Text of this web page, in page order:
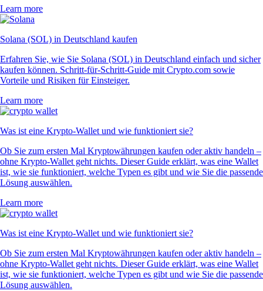
Learn more
Solana (SOL) in Deutschland kaufen
Erfahren Sie, wie Sie Solana (SOL) in Deutschland einfach und sicher
kaufen können. Schritt-für-Schritt-Guide mit Crypto.com sowie
Vorteile und Risiken für Einsteiger.
Learn more
Was ist eine Krypto-Wallet und wie funktioniert sie?
Ob Sie zum ersten Mal Kryptowährungen kaufen oder aktiv handeln –
ohne Krypto-Wallet geht nichts. Dieser Guide erklärt, was eine Wallet
ist, wie sie funktioniert, welche Typen es gibt und wie Sie die passende
Lösung auswählen.
Learn more
Was ist eine Krypto-Wallet und wie funktioniert sie?
Ob Sie zum ersten Mal Kryptowährungen kaufen oder aktiv handeln –
ohne Krypto-Wallet geht nichts. Dieser Guide erklärt, was eine Wallet
ist, wie sie funktioniert, welche Typen es gibt und wie Sie die passende
Lösung auswählen.